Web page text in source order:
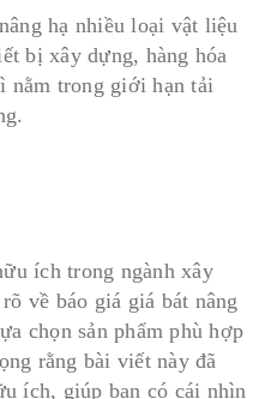
hạ nhiều loại vật liệu
bị xây dựng, hàng hóa
nằm trong giới hạn tải
ích trong ngành xây
về báo giá giá bát nâng
chọn sản phẩm phù hợp
rằng bài viết này đã
ích, giúp bạn có cái nhìn